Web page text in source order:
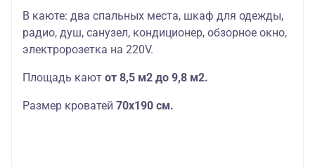
В каюте: два спальных места, шкаф для одежды,
радио, душ, санузел, кондиционер, обзорное окно,
электророзетка на 220V.
Площадь кают от 8,5 м2 до 9,8 м2.
Размер кроватей 70х190 см.